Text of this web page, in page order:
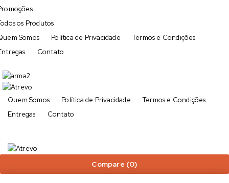
os Produtos
Somos
Política de Privacidade
Termos e Condições
Contato
Quem Somos Política de Privacidade
Termos e Condições
Entregas
Contato
Compare (0)